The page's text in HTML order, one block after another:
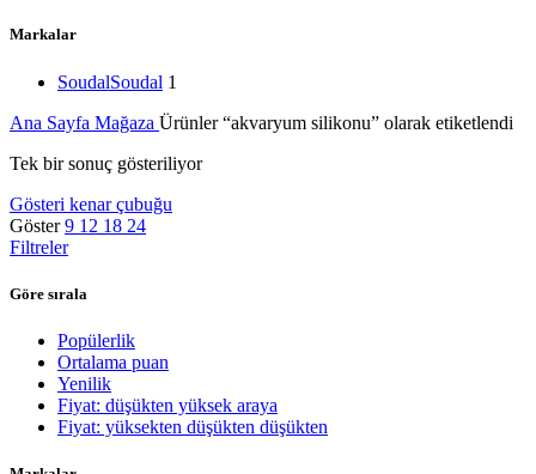
Markalar
SoudalSoudal 1
Ana Sayfa Mağaza Ürünler “akvaryum silikonu” olarak etiketlendi
Tek bir sonuç gösteriliyor
Gösteri kenar çubuğu
Göster9 12 18 24
Filtreler
Göre sırala
Popülerlik
Ortalama puan
Yenilik
Fiyat: düşükten yüksek araya
Fiyat: yüksekten düşükten düşükten